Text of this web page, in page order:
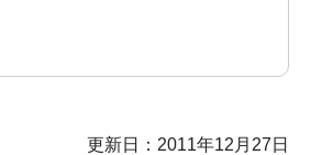
更新日：2011年12月27日